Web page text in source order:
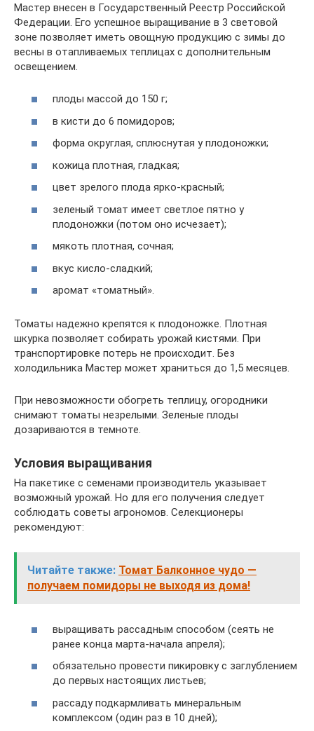
Мастер внесен в Государственный Реестр Российской
Федерации. Его успешное выращивание в 3 световой
зоне позволяет иметь овощную продукцию с зимы до
весны в отапливаемых теплицах с дополнительным
освещением.
плоды массой до 150 г;
в кисти до 6 помидоров;
форма округлая, сплюснутая у плодоножки;
кожица плотная, гладкая;
цвет зрелого плода ярко-красный;
зеленый томат имеет светлое пятно у
плодоножки (потом оно исчезает);
мякоть плотная, сочная;
вкус кисло-сладкий;
аромат «томатный».
Томаты надежно крепятся к плодоножке. Плотная
шкурка позволяет собирать урожай кистями. При
транспортировке потерь не происходит. Без
холодильника Мастер может храниться до 1,5 месяцев.
При невозможности обогреть теплицу, огородники
снимают томаты незрелыми. Зеленые плоды
дозариваются в темноте.
Условия выращивания
На пакетике с семенами производитель указывает
возможный урожай. Но для его получения следует
соблюдать советы агрономов. Селекционеры
рекомендуют:
Читайте также: Томат Балконное чудо —
получаем помидоры не выходя из дома!
выращивать рассадным способом (сеять не
ранее конца марта-начала апреля);
обязательно провести пикировку с заглублением
до первых настоящих листьев;
рассаду подкармливать минеральным
комплексом (один раз в 10 дней);